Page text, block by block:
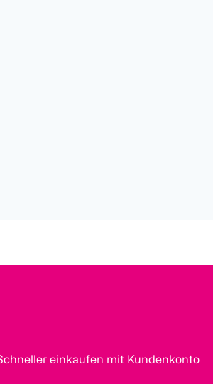
einkaufen mit Kundenkonto